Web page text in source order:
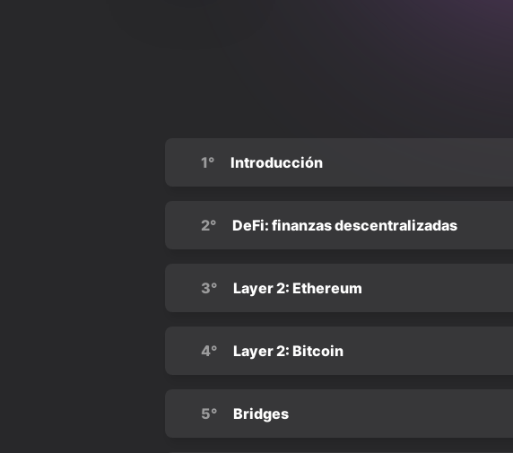
1° Introducción
2° DeFi: finanzas descentralizadas
3° Layer 2: Ethereum
4° Layer 2: Bitcoin
5° Bridges